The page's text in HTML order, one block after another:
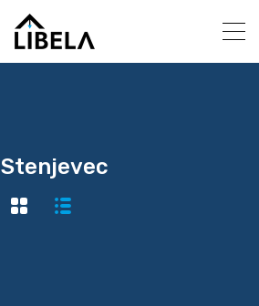
Stenjevec